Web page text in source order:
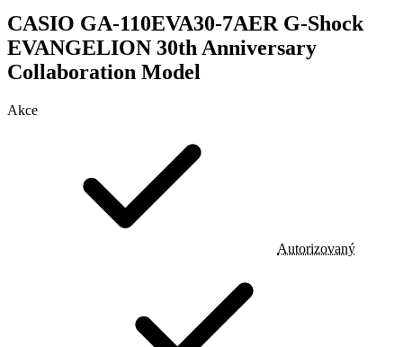
CASIO GA-110EVA30-7AER G-Shock
EVANGELION 30th Anniversary
Collaboration Model
Akce
Autorizovaný